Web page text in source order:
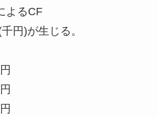
よるCF
円)が生じる。